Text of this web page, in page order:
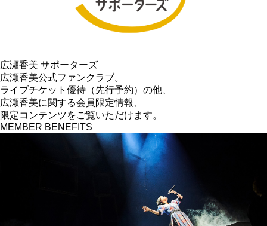
広瀬香美 サポーターズ
広瀬香美公式ファンクラブ。
ライブチケット優待（先行予約）の他、
広瀬香美に関する会員限定情報、
限定コンテンツをご覧いただけます。
MEMBER BENEFITS